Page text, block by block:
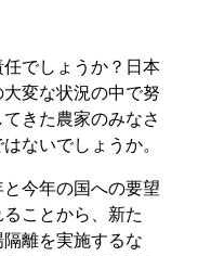
でしょうか？日本
変な状況の中で努
きた農家のみなさ
ないでしょうか。
今年の国への要望
ことから、新た
離を実施するな